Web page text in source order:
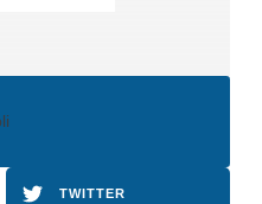
TWITTER